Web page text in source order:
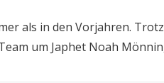
als in den Vorjahren.
um Japhet Noah